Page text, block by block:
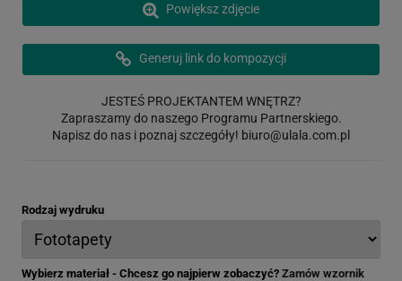
Powiększ zdjęcie
Generuj link do kompozycji
JESTEŚ PROJEKTANTEM WNĘTRZ?
Zapraszamy do naszego Programu Partnerskiego.
Napisz do nas i poznaj szczegóły! biuro@ulala.com.pl
Rodzaj wydruku
Wybierz materiał - Chcesz go najpierw zobaczyć? Zamów wzornik